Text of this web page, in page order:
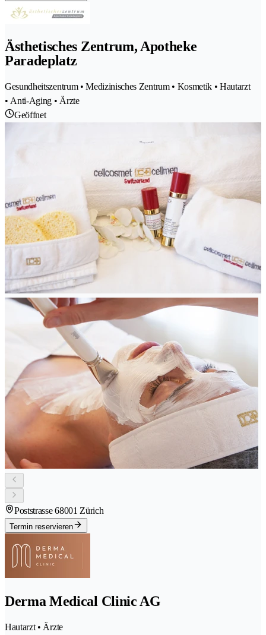
Ästhetisches Zentrum, Apotheke
Paradeplatz
Gesundheitszentrum • Medizinisches Zentrum • Kosmetik • Hautarzt
• Anti-Aging • Ärzte
Geöffnet
Poststrasse 68001 Zürich
Termin reservieren
Derma Medical Clinic AG
Hautarzt • Ärzte